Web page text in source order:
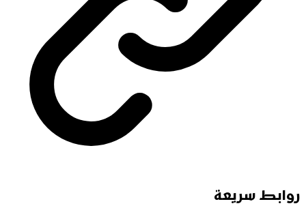
روابط سريعة